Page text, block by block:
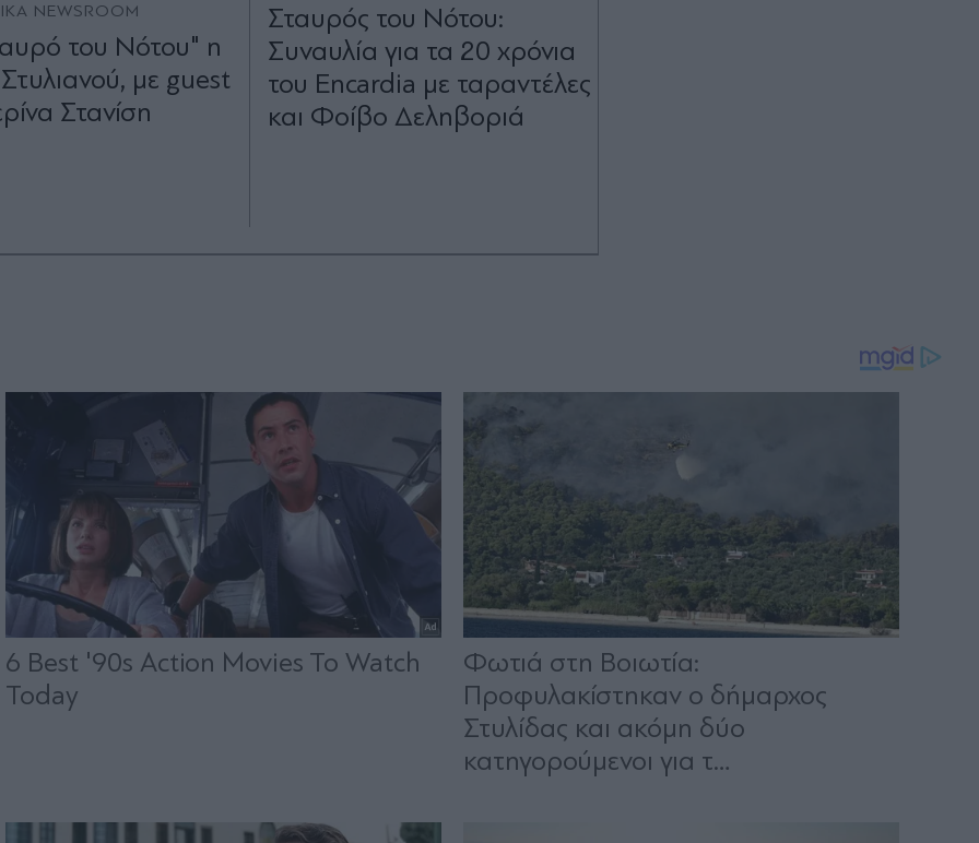
NEWSROOM
του Νότου" η
με guest
Στανίση
Σταυρός του Νότου:
Συναυλία για τα 20 χρόνια
του Εncardia με ταραντέλες
και Φοίβο Δεληβοριά